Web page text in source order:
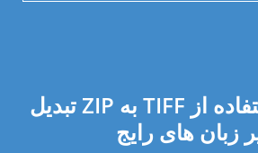
تبدیل ZIP به TIFF با استفاده از SDK در
زبان های رایج